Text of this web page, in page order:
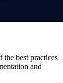
the best practices
and